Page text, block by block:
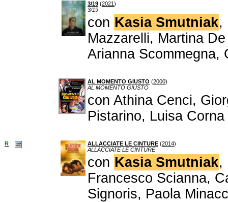
3/19 (2021)
3/19
con Kasia Smutniak,
Mazzarelli, Martina
Arianna Scommegna,
AL MOMENTO GIUSTO (2000)
AL MOMENTO GIUSTO
con Athina Cenci,
Pistarino, Luisa Corna
R ALLACCIATE LE CINTURE (2014)
ALLACCIATE LE CINTURE
con Kasia Smutniak,
Francesco Scianna,
Signoris, Paola